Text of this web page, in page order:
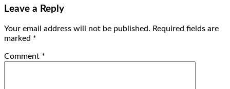
Leave a Reply
Your email address will not be published. Required fields are
marked *
Comment *